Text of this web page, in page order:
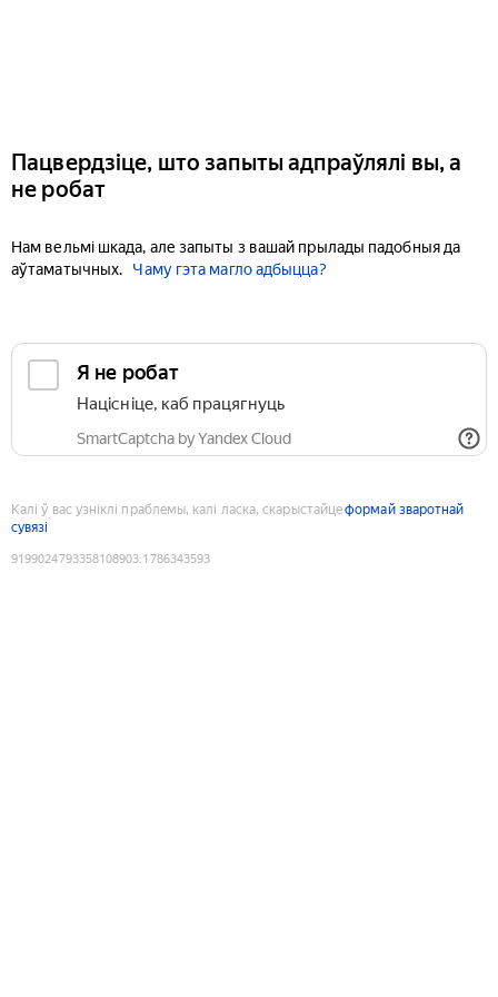
Пацвердзіце, што запыты адпраўлялі вы, а
не робат
Нам вельмі шкада, але запыты з вашай прылады падобныя да
аўтаматычных.
Чаму гэта магло адбыцца?
Я не робат
Націсніце, каб працягнуць
SmartCaptcha by Yandex Cloud
Калі ў вас узніклі праблемы, калі ласка, скарыстайцеформай зваротнай
сувязі
9199024793358108903:1786343593